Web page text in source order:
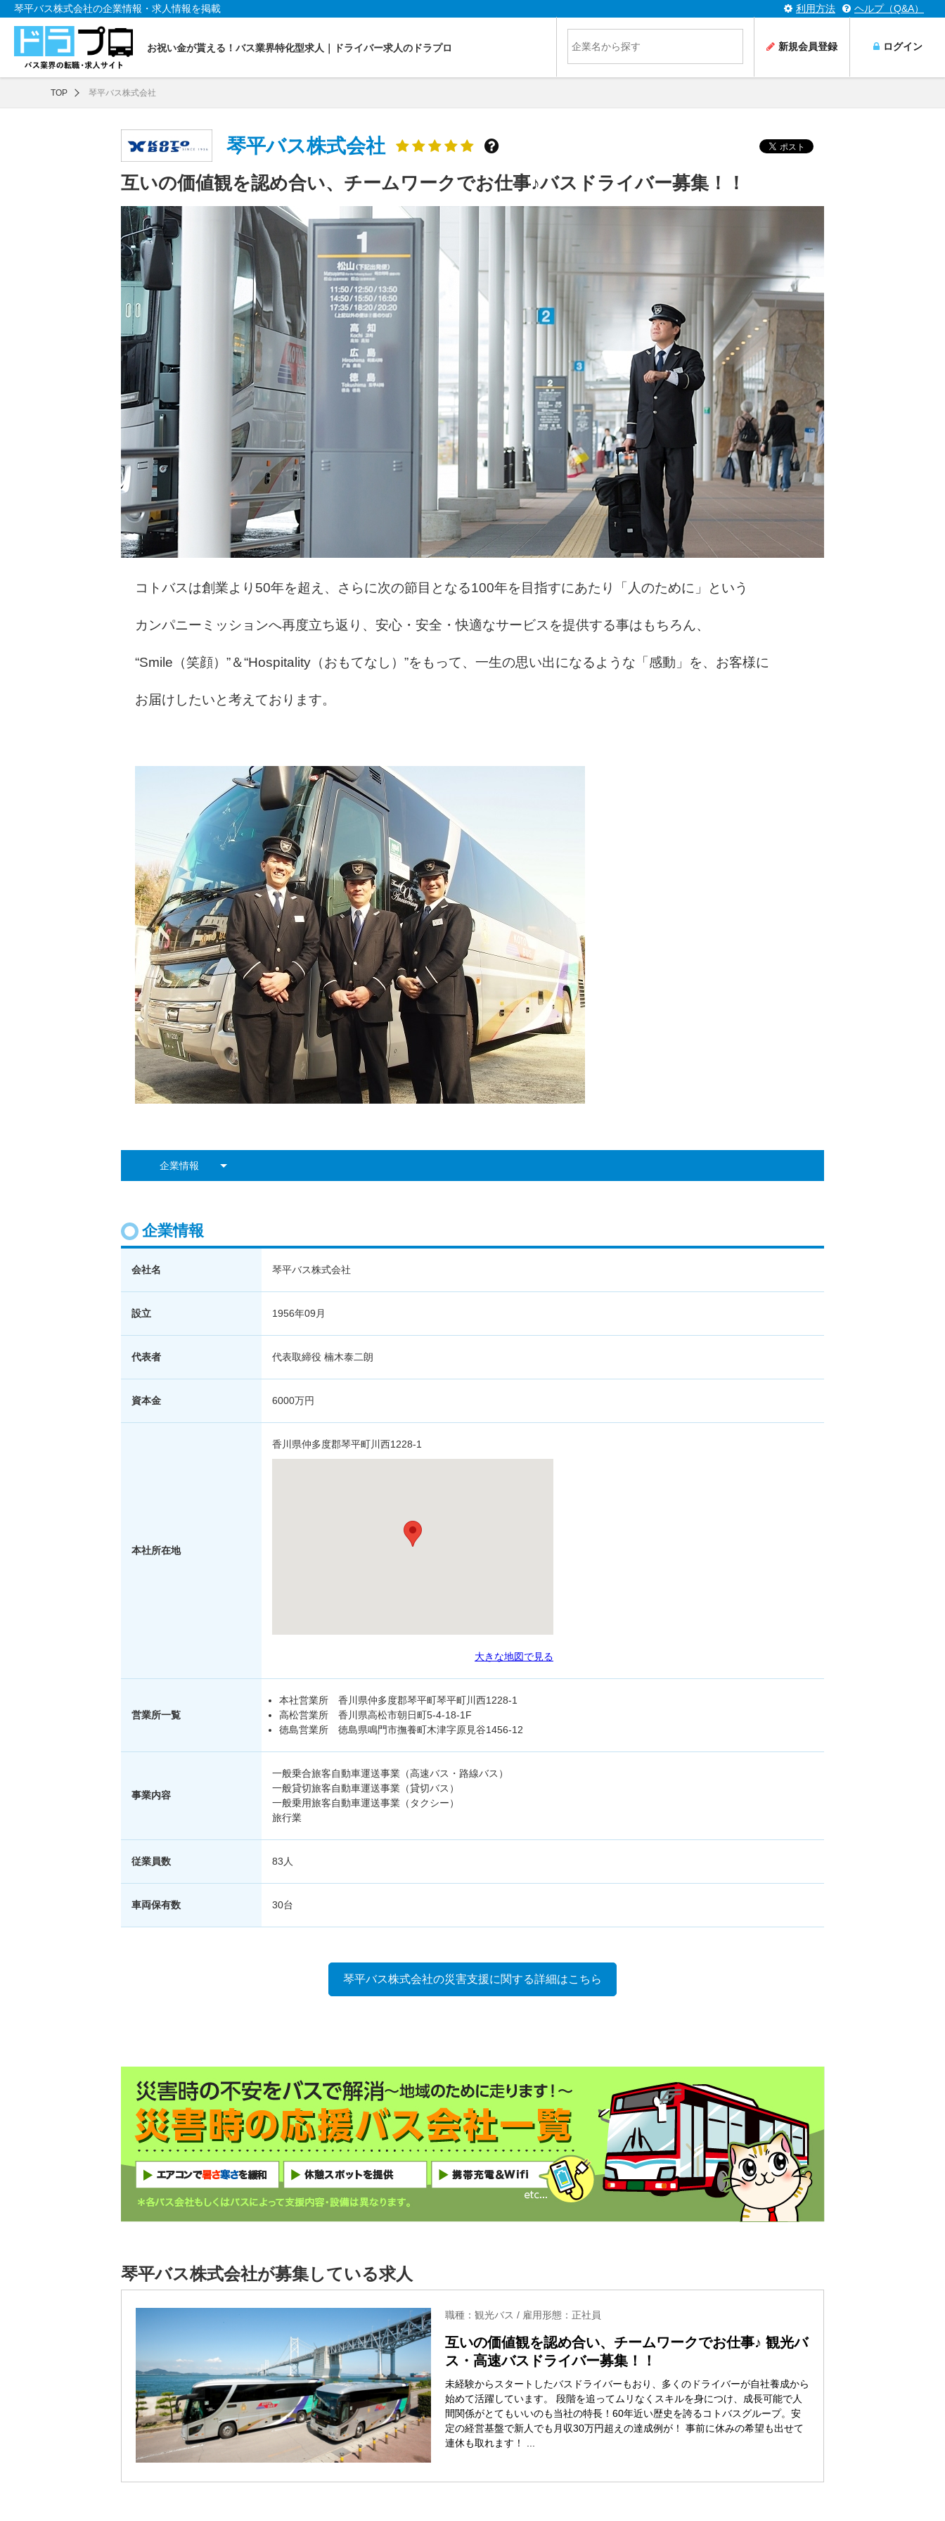
琴平バス株式会社の企業情報・求人情報を掲載 利用方法 ヘルプ（Q&A）
お祝い金が貰える！バス業界特化型求人｜ドライバー求人のドラプロ 新規会員登録 ログイン
TOP 琴平バス株式会社
琴平バス株式会社
互いの価値観を認め合い、チームワークでお仕事♪バスドライバー募集！！
コトバスは創業より50年を超え、さらに次の節目となる100年を目指すにあたり 「人のために」という
カンパニーミッションへ再度立ち返り、安心・安全・快適なサービスを提供する事はもちろん、
“Smile（笑顔）”＆“Hospitality（おもてなし）”をもって、 一生の思い出になるような「感動」を、お客様に
お届けしたいと考えております。
企業情報
企業情報
会社名 琴平バス株式会社
設立 1956年09月
代表者 代表取締役 楠木泰二朗
資本金 6000万円
本社所在地
香川県仲多度郡琴平町川西1228-1
大きな地図で見る
営業所一覧
本社営業所 香川県仲多度郡琴平町琴平町川西1228-1
高松営業所 香川県高松市朝日町5-4-18-1F
徳島営業所 徳島県鳴門市撫養町木津字原見谷1456-12
事業内容
一般乗合旅客自動車運送事業（高速バス・路線バス）
一般貸切旅客自動車運送事業（貸切バス）
一般乗用旅客自動車運送事業（タクシー）
旅行業
従業員数 83人
車両保有数 30台
琴平バス株式会社の災害支援に関する詳細はこちら
琴平バス株式会社が募集している求人
職種：観光バス / 雇用形態：正社員
互いの価値観を認め合い、チームワークでお仕事♪ 観光バ
ス・高速バスドライバー募集！！
未経験からスタートしたバスドライバーもおり、多くのドライバーが自社養成から
始めて活躍しています。 段階を追ってムリなくスキルを身につけ、成長可能で人
間関係がとてもいいのも当社の特長！60年近い歴史を誇るコトバスグループ。安
定の経営基盤で新人でも月収30万円超えの達成例が！ 事前に休みの希望も出せて
連休も取れます！ ...